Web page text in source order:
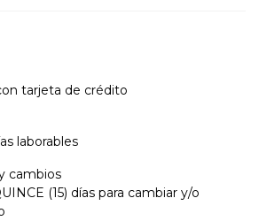
tarjeta de crédito
laborables
cambios
(15) días para cambiar y/o